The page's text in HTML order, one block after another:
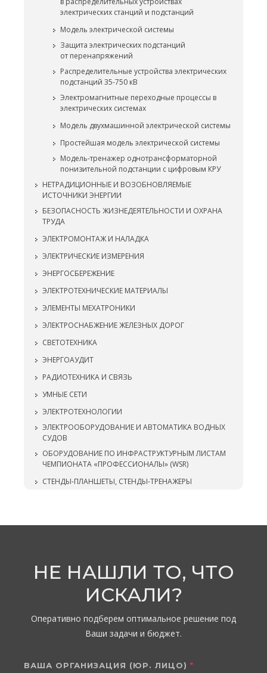
электрических станций и подстанций
Модель электрической системы
Защита электрических подстанций
от перенапряжений
Распределительные устройства электрических
подстанций 35-750 кВ
Электромагнитные переходные процессы в
электрических системах
Модель двухмашинной электрической системы
Простейшая модель электрической системы
Модель-тренажер однотрансформаторной
понизительной подстанции с цифровым КРУ
НЕТРАДИЦИОННЫЕ И ВОЗОБНОВЛЯЕМЫЕ
ИСТОЧНИКИ ЭНЕРГИИ
БЕЗОПАСНОСТЬ ЖИЗНЕДЕЯТЕЛЬНОСТИ И ОХРАНА
ТРУДА
ЭЛЕКТРОМОНТАЖ И НАЛАДКА
ЭЛЕКТРИЧЕСКИЕ ИЗМЕРЕНИЯ
ЭНЕРГОСБЕРЕЖЕНИЕ
ЭЛЕКТРОТЕХНИЧЕСКИЕ МАТЕРИАЛЫ
ЭЛЕМЕНТЫ МЕХАТРОНИКИ
ЭЛЕКТРОСНАБЖЕНИЕ ЖЕЛЕЗНЫХ ДОРОГ
СВЕТОТЕХНИКА
ЭНЕРГОАУДИТ
РАДИОТЕХНИКА И СВЯЗЬ
УМНЫЕ СЕТИ
ЭЛЕКТРОТЕХНОЛОГИИ
ЭЛЕКТРООБОРУДОВАНИЕ И АВТОМАТИКА ВОДНЫХ
СУДОВ
ОБОРУДОВАНИЕ ПО ИНФРАСТРУКТУРНЫМ ЛИСТАМ
ЧЕМПИОНАТА «ПРОФЕССИОНАЛЫ» (WSR)
СТЕНДЫ-ПЛАНШЕТЫ, СТЕНДЫ-ТРЕНАЖЕРЫ
НЕ НАШЛИ ТО, ЧТО
ИСКАЛИ?
Оперативно подберем оптимальное решение под
Ваши задачи и бюджет.
ВАША ОРГАНИЗАЦИЯ (ЮР. ЛИЦО) *